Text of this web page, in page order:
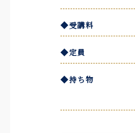
◆受講料
◆定員
◆持ち物